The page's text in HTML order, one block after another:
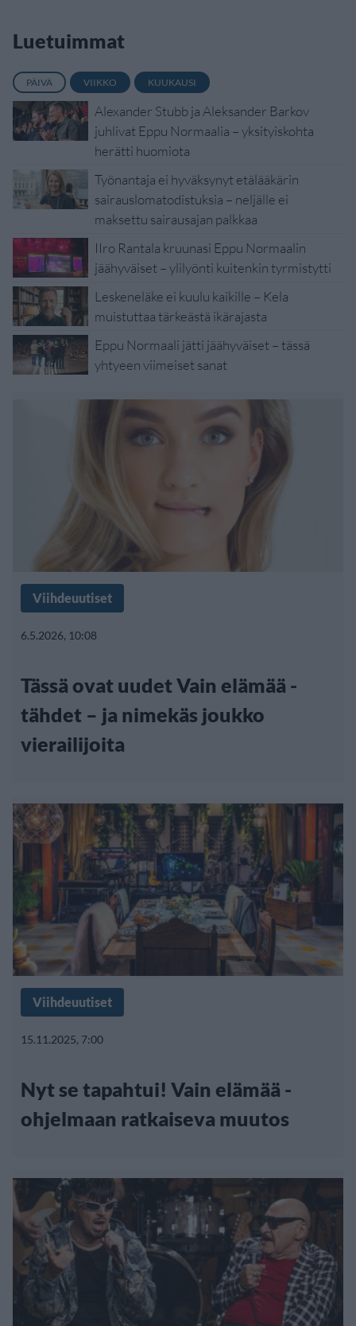
Luetuimmat
PÄIVÄ VIIKKO KUUKAUSI
Alexander Stubb ja Aleksander Barkov
juhlivat Eppu Normaalia – yksityiskohta
herätti huomiota
Työnantaja ei hyväksynyt etälääkärin
sairauslomatodistuksia – neljälle ei
maksettu sairausajan palkkaa
IIro Rantala kruunasi Eppu Normaalin
jäähyväiset – ylilyönti kuitenkin tyrmistytti
Leskeneläke ei kuulu kaikille – Kela
muistuttaa tärkeästä ikärajasta
Eppu Normaali jätti jäähyväiset – tässä
yhtyeen viimeiset sanat
Viihdeuutiset
6.5.2026, 10:08
Tässä ovat uudet Vain elämää -
tähdet – ja nimekäs joukko
vierailijoita
Viihdeuutiset
15.11.2025, 7:00
Nyt se tapahtui! Vain elämää -
ohjelmaan ratkaiseva muutos